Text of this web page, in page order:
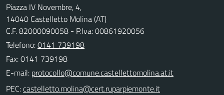
Piazza IV Novembre, 4,
14040 Castelletto Molina (AT)
C.F. 82000090058 - P.Iva: 00861920056
Telefono:0141 739198
Fax: 0141 739198
E-mail:
PEC: